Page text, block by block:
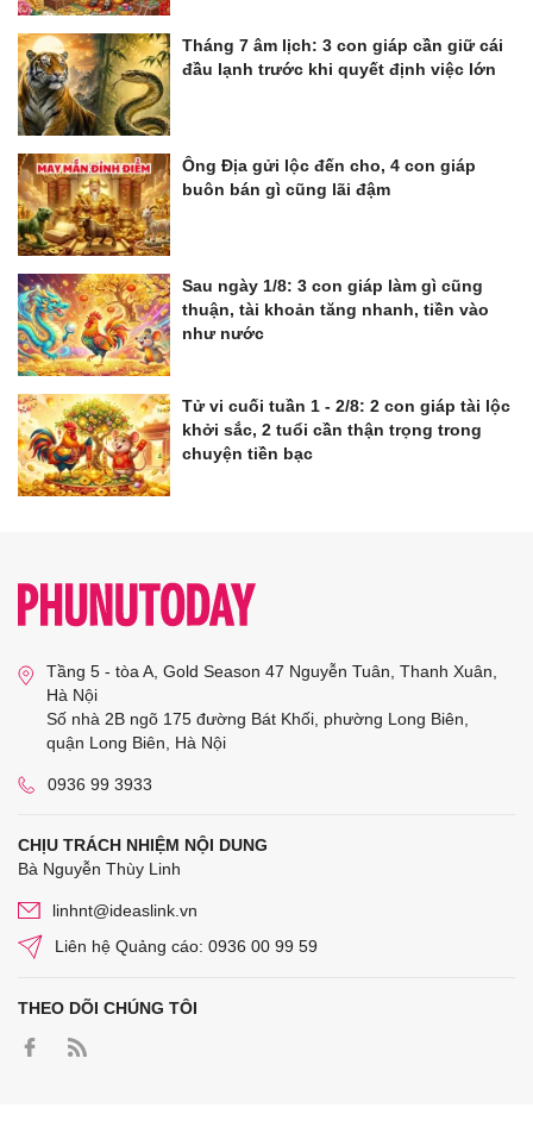
Tháng 7 âm lịch: 3 con giáp cần giữ cái
đầu lạnh trước khi quyết định việc lớn
Ông Địa gửi lộc đến cho, 4 con giáp
buôn bán gì cũng lãi đậm
Sau ngày 1/8: 3 con giáp làm gì cũng
thuận, tài khoản tăng nhanh, tiền vào
như nước
Tử vi cuối tuần 1 - 2/8: 2 con giáp tài lộc
khởi sắc, 2 tuổi cần thận trọng trong
chuyện tiền bạc
Tầng 5 - tòa A, Gold Season 47 Nguyễn Tuân, Thanh Xuân,
Hà Nội
Số nhà 2B ngõ 175 đường Bát Khối, phường Long Biên,
quận Long Biên, Hà Nội
0936 99 3933
CHỊU TRÁCH NHIỆM NỘI DUNG
Bà Nguyễn Thùy Linh
linhnt@ideaslink.vn
Liên hệ Quảng cáo: 0936 00 99 59
THEO DÕI CHÚNG TÔI